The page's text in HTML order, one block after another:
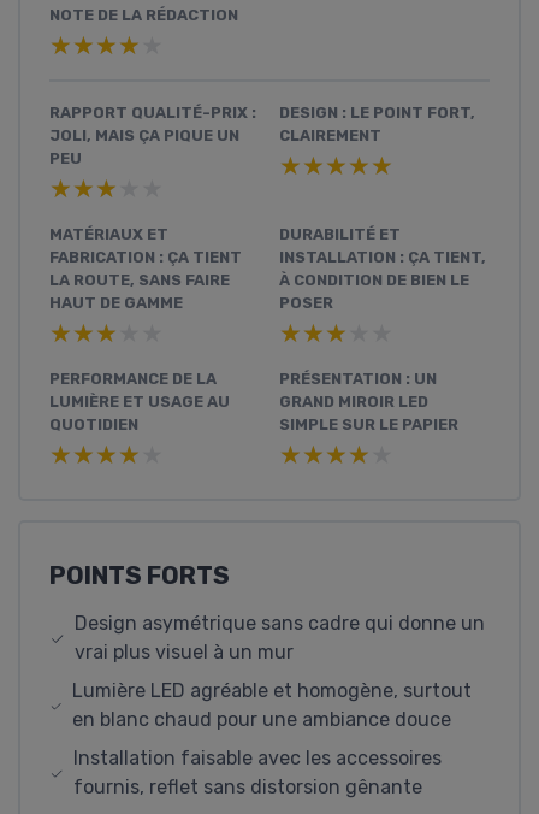
NOTE DE LA RÉDACTION
★★★★★
★★★★★
RAPPORT QUALITÉ-PRIX :
JOLI, MAIS ÇA PIQUE UN
PEU
★★★★★
★★★★★
DESIGN : LE POINT FORT,
CLAIREMENT
★★★★★
★★★★★
MATÉRIAUX ET
FABRICATION : ÇA TIENT
LA ROUTE, SANS FAIRE
HAUT DE GAMME
★★★★★
★★★★★
DURABILITÉ ET
INSTALLATION : ÇA TIENT,
À CONDITION DE BIEN LE
POSER
★★★★★
★★★★★
PERFORMANCE DE LA
LUMIÈRE ET USAGE AU
QUOTIDIEN
★★★★★
★★★★★
PRÉSENTATION : UN
GRAND MIROIR LED
SIMPLE SUR LE PAPIER
★★★★★
★★★★★
POINTS FORTS
Design asymétrique sans cadre qui donne un
vrai plus visuel à un mur
Lumière LED agréable et homogène, surtout
en blanc chaud pour une ambiance douce
Installation faisable avec les accessoires
fournis, reflet sans distorsion gênante